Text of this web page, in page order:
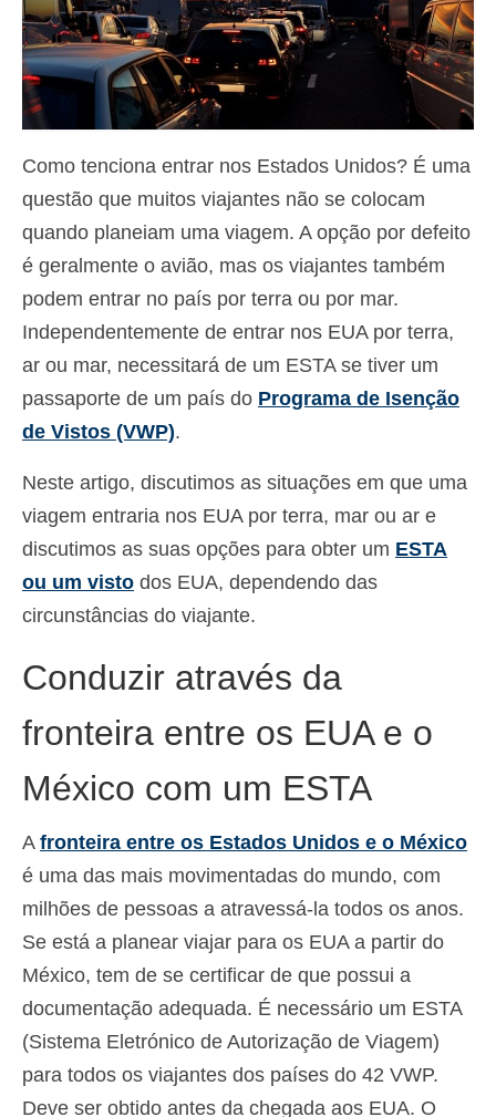
Nederlands(Holandês)
English(Inglês
Eesti(Estoniano
Français(Francês)
Deutsch (Alemão)
עברית(Hebraico)
Magyar(Húngaro )
한국어(Coreano )
Norsk bokmål(Norueguês)
Slovenščina (Esloveno
Español( Espanhol )
Svenska (Sueco )
Como tenciona entrar nos Estados Unidos? É uma
questão que muitos viajantes não se colocam
quando planeiam uma viagem. A opção por defeito
é geralmente o avião, mas os viajantes também
podem entrar no país por terra ou por mar.
Independentemente de entrar nos EUA por terra,
ar ou mar, necessitará de um ESTA se tiver um
passaporte de um país do Programa de Isenção
de Vistos (VWP).
Neste artigo, discutimos as situações em que uma
viagem entraria nos EUA por terra, mar ou ar e
discutimos as suas opções para obter um ESTA
ou um visto dos EUA, dependendo das
circunstâncias do viajante.
Conduzir através da
fronteira entre os EUA e o
México com um ESTA
A fronteira entre os Estados Unidos e o México
é uma das mais movimentadas do mundo, com
milhões de pessoas a atravessá-la todos os anos.
Se está a planear viajar para os EUA a partir do
México, tem de se certificar de que possui a
documentação adequada. É necessário um ESTA
(Sistema Eletrónico de Autorização de Viagem)
para todos os viajantes dos países do 42 VWP.
Deve ser obtido antes da chegada aos EUA. O